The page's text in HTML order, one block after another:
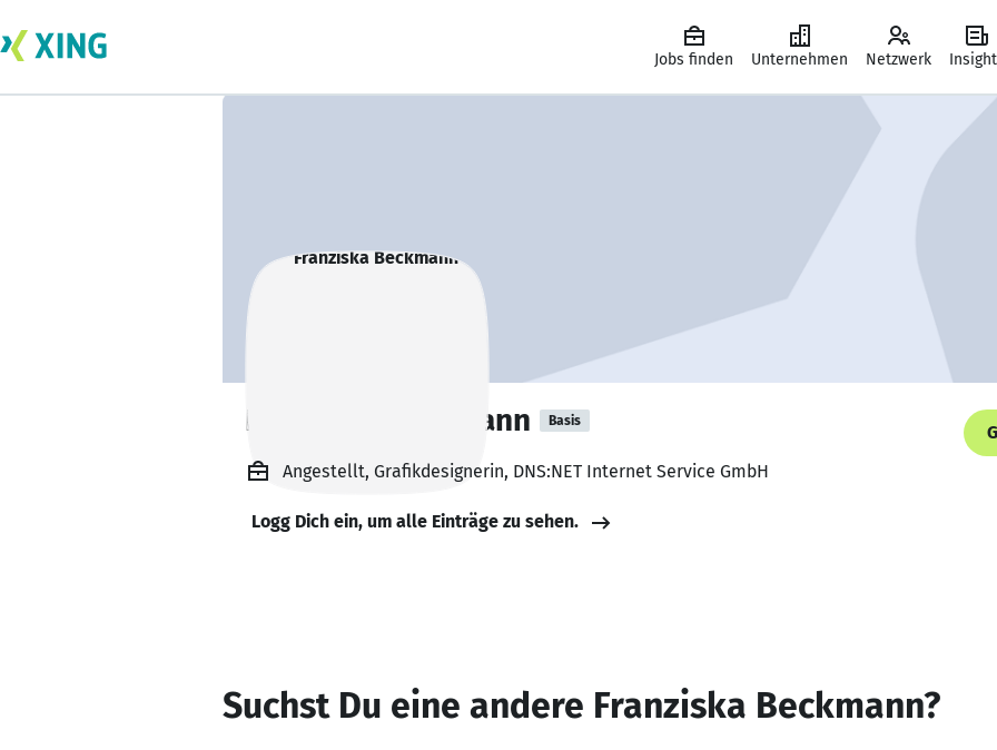
Jobs finden Unternehmen Netzwerk
Franziska Beckmann Basis
Angestellt, Grafikdesignerin, DNS:NET Internet Service GmbH
Logg Dich ein, um alle Einträge zu sehen.
Suchst Du eine andere Franziska Beckmann?